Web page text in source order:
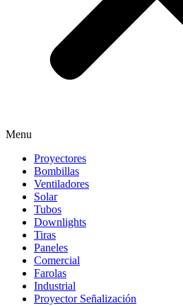
Menu
Proyectores
Bombillas
Ventiladores
Solar
Tubos
Downlights
Tiras
Paneles
Comercial
Farolas
Industrial
Proyector Señalización